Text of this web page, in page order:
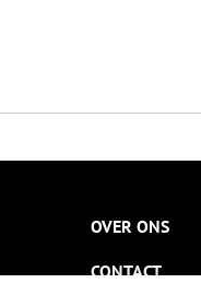
OVER ONS
CONTACT